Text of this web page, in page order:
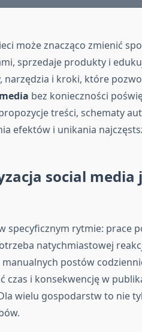
może znacząco zmienić
sprzedaje produkty i
narzędzia i kroki, które
bez konieczności
treści, schematy
efektów i unikania
social
specyficznym rytmie: prace
natychmiastowej
postów
czas i konsekwencję w
wielu gospodarstw to nie